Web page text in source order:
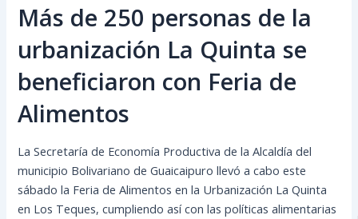
Más de 250 personas de la
urbanización La Quinta se
beneficiaron con Feria de
Alimentos
La Secretaría de Economía Productiva de la Alcaldía del
municipio Bolivariano de Guaicaipuro llevó a cabo este
sábado la Feria de Alimentos en la Urbanización La Quinta
en Los Teques, cumpliendo así con las políticas alimentarias